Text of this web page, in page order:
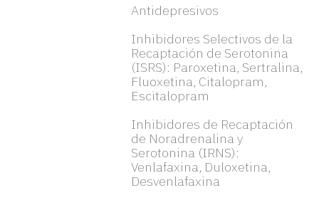
Antidepresivos
Inhibidores Selectivos de la
Recaptación de Serotonina
(ISRS): Paroxetina, Sertralina,
Fluoxetina, Citalopram,
Escitalopram
Inhibidores de Recaptación
de Noradrenalina y
Serotonina (IRNS):
Venlafaxina, Duloxetina,
Desvenlafaxina